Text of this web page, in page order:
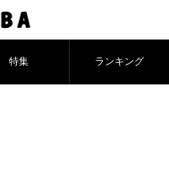
特集 ランキング